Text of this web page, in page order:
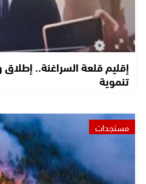
إقليم قلعة السراغنة..
تنموية
مستجدات